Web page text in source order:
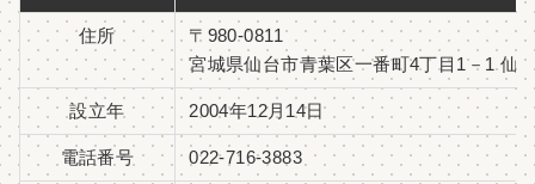
住所
〒980-0811
宮城県仙台市青葉区一番町4丁目1－1 仙
設立年 2004年12月14日
電話番号 022-716-3883